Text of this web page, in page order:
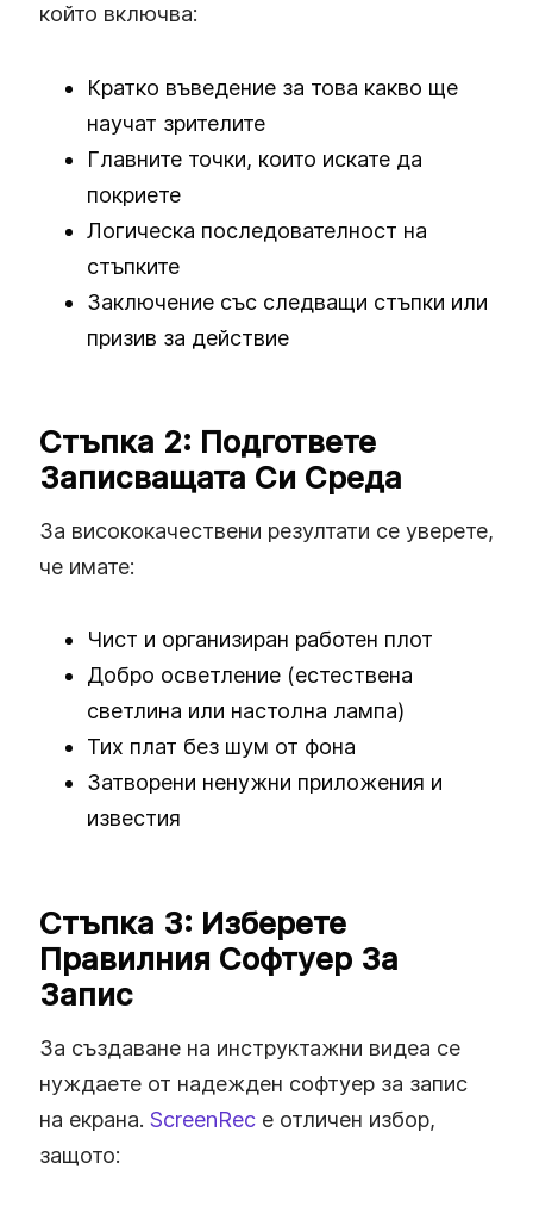
който включва:
Кратко въведение за това какво ще
научат зрителите
Главните точки, които искате да
покриете
Логическа последователност на
стъпките
Заключение със следващи стъпки или
призив за действие
Стъпка 2: Подгответе
Записващата Си Среда
За висококачествени резултати се уверете,
че имате:
Чист и организиран работен плот
Добро осветление (естествена
светлина или настолна лампа)
Тих плат без шум от фона
Затворени ненужни приложения и
известия
Стъпка 3: Изберете
Правилния Софтуер За
Запис
За създаване на инструктажни видеа се
нуждаете от надежден софтуер за запис
на екрана. ScreenRec е отличен избор,
защото: